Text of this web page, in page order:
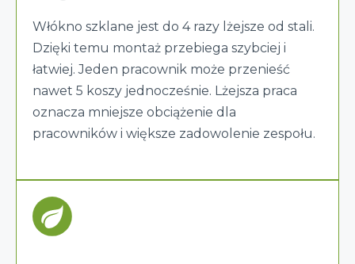
Włókno szklane jest do 4 razy lżejsze od stali.
Dzięki temu montaż przebiega szybciej i
łatwiej. Jeden pracownik może przenieść
nawet 5 koszy jednocześnie. Lżejsza praca
oznacza mniejsze obciążenie dla
pracowników i większe zadowolenie zespołu.